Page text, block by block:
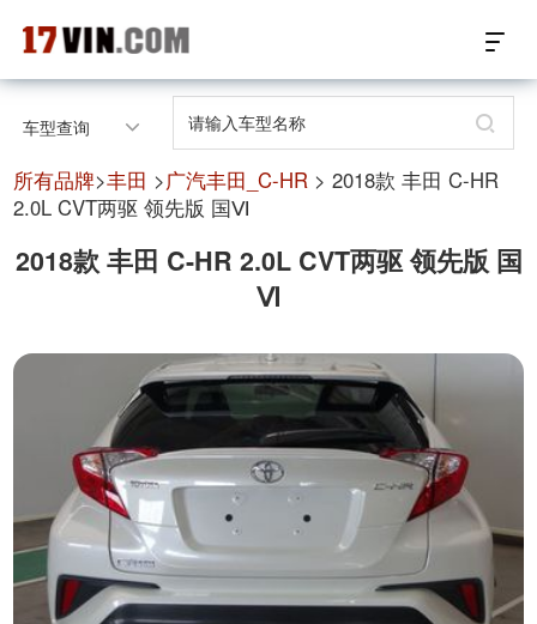
17VIN车架号查询首页
汽配数据开放接口
汽配产品车型适配
汽配产品电子目录
微信群智能客服
个性化私人定制
关于我们
车型查询
所有品牌>丰田 >广汽丰田_C-HR > 2018款 丰田 C-HR
2.0L CVT两驱 领先版 国Ⅵ
2018款 丰田 C-HR 2.0L CVT两驱 领先版 国
Ⅵ